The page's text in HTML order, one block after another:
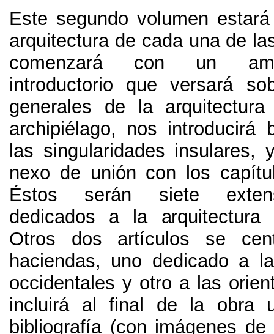
Este segundo volumen
arquitectura de cada una de
comenzará con un
introductorio que versará
generales de la
archipiélago, nos introducirá
las singularidades insulares,
nexo de unión con los
Éstos serán siete
dedicados a la
Otros dos artículos se
haciendas, uno dedicado a
occidentales y otro a las
incluirá al final de la obra
bibliografía(con imágenes de